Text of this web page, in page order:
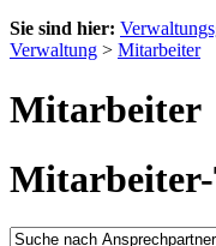
Sie sind hier:
Verwaltung > Mitarbeiter
Mitarbeiter